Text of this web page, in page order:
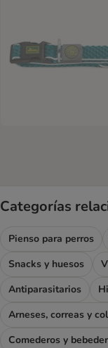
Categorías
Pienso para perros
Snacks y huesos
Antiparasitarios
Arneses, correas y
Comederos y